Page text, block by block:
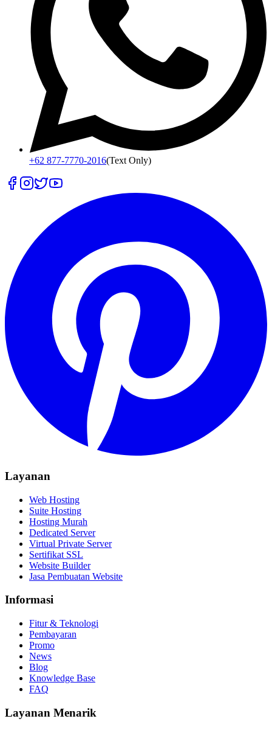
+62 877-7770-2016(Text Only)
Layanan
Web Hosting
Suite Hosting
Hosting Murah
Dedicated Server
Virtual Private Server
Sertifikat SSL
Website Builder
Jasa Pembuatan Website
Informasi
Fitur & Teknologi
Pembayaran
Promo
News
Blog
Knowledge Base
FAQ
Layanan Menarik